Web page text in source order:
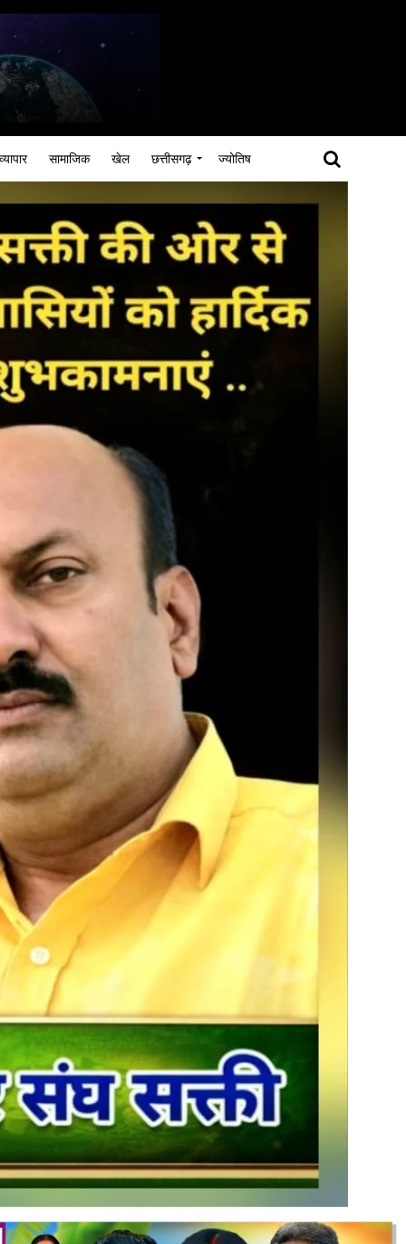
सामाजिक खेल छत्तीसगढ़ ज्योतिष